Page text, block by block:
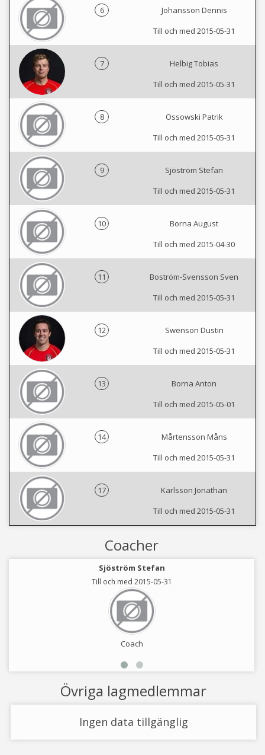
6
Johansson Dennis
Till och med 2015-05-31
7
Helbig Tobias
Till och med 2015-05-31
8
Ossowski Patrik
Till och med 2015-05-31
9
Sjöström Stefan
Till och med 2015-05-31
10
Borna August
Till och med 2015-04-30
11
Boström-Svensson Sven
Till och med 2015-05-31
12
Swenson Dustin
Till och med 2015-05-31
13
Borna Anton
Till och med 2015-05-01
14
Mårtensson Måns
Till och med 2015-05-31
17
Karlsson Jonathan
Till och med 2015-05-31
Coacher
Sjöström Stefan
Till och med 2015-05-31
Coach
Övriga lagmedlemmar
Ingen data tillgänglig